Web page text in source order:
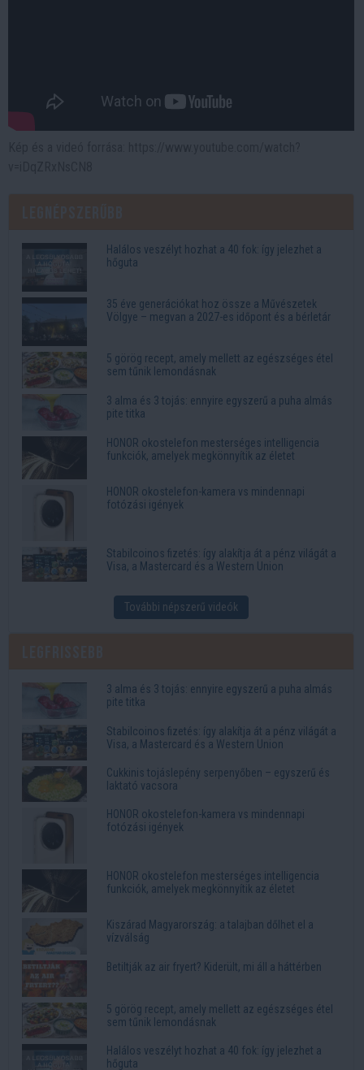
Halálos veszélyt hozhat a 40 fok: így jelezhet a
hőguta
35 éve generációkat hoz össze a Művészetek
Völgye – megvan a 2027-es időpont és a bérletár
5 görög recept, amely mellett az egészséges étel
sem tűnik lemondásnak
3 alma és 3 tojás: ennyire egyszerű a puha almás
pite titka
HONOR okostelefon mesterséges intelligencia
funkciók, amelyek megkönnyítik az életet
HONOR okostelefon-kamera vs mindennapi
fotózási igények
Stabilcoinos fizetés: így alakítja át a pénz világát a
Visa, a Mastercard és a Western Union
További népszerű videók
3 alma és 3 tojás: ennyire egyszerű a puha almás
pite titka
Stabilcoinos fizetés: így alakítja át a pénz világát a
Visa, a Mastercard és a Western Union
Cukkinis tojáslepény serpenyőben – egyszerű és
laktató vacsora
HONOR okostelefon-kamera vs mindennapi
fotózási igények
HONOR okostelefon mesterséges intelligencia
funkciók, amelyek megkönnyítik az életet
Kiszárad Magyarország: a talajban dőlhet el a
vízválság
Betiltják az air fryert? Kiderült, mi áll a háttérben
5 görög recept, amely mellett az egészséges étel
sem tűnik lemondásnak
Halálos veszélyt hozhat a 40 fok: így jelezhet a
hőguta